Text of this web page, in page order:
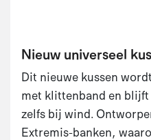
Nieuw universeel
Dit nieuwe kussen
met klittenband en
zelfs bij wind.
Extremis-banken,